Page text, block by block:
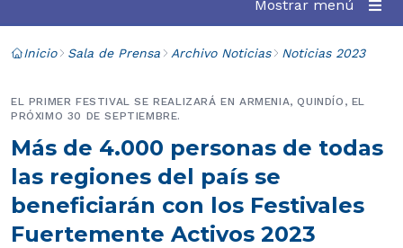
Mostrar menú
Inicio Sala de Prensa Archivo Noticias Noticias 2023
Más de 4.000 personas de todas
las regiones del país se
beneficiarán con los Festivales
Fuertemente Activos 2023
EL PRIMER FESTIVAL SE REALIZARÁ EN ARMENIA, QUINDÍO, EL
PRÓXIMO 30 DE SEPTIEMBRE.